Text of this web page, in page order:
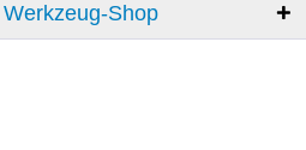
Shop